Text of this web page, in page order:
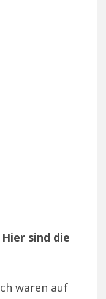
sind die
waren auf